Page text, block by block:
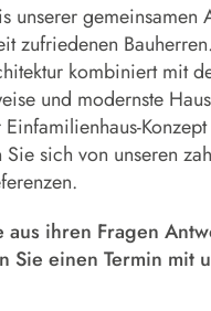
unserer gemeinsamen
zufriedenen Bauherren.
kombiniert mit
und modernste
Einfamilienhaus-
Sie sich von unseren
aus ihren Fragen
Sie einen Termin mit